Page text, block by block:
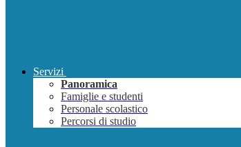
Servizi
Panoramica
Famiglie e studenti
Personale scolastico
Percorsi di studio